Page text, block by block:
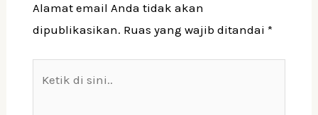
Alamat email Anda tidak akan
dipublikasikan. Ruas yang wajib ditandai *